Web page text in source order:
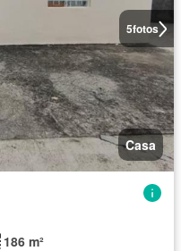
5fotos
Casa
186 m²